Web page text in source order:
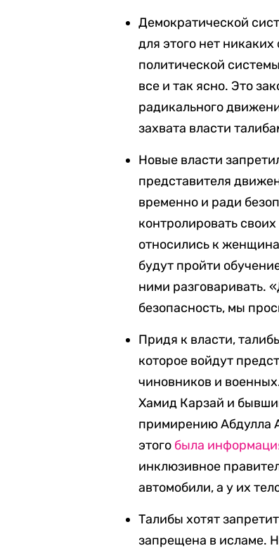
Демократической
для этого нет
политической
все и так ясно. Это
радикального
захвата власти
Новые власти
представителя
временно и ради
контролировать
относились к
будут пройти
ними разговаривать.
безопасность, мы
Придя к власти,
которое войдут
чиновников и
Хамид Карзай и
примирению Абдулла
этого была
инклюзивное
автомобили, а у их
Талибы хотят
запрещена в исламе.